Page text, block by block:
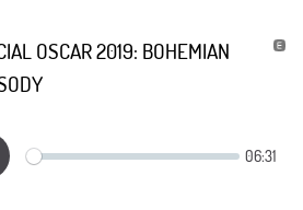
OSCAR 2019: BOHEMIAN